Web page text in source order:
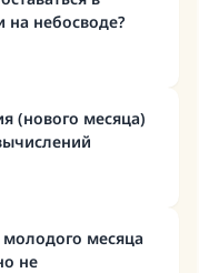
на небосводе?
(нового месяца)
месяца
не